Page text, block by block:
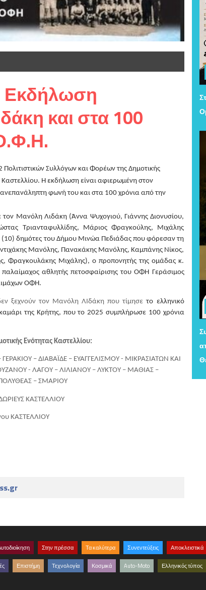
Εκδήλωση
και στα 100
Συλλόγων και Φορέων της Δημοτικής
Η εκδήλωση είναι αφιερωμένη στον
φωνή του και στα 100 χρόνια από την
Μανόλη Λιδάκη (Άννα Ψυχογιού, Γιάννης Διονυσίου,
Τριανταφυλλίδης, Μάριος Φραγκούλης, Μιχάλης
δημότες του Δήμου Μινώα Πεδιάδας που φόρεσαν τη
Μανόλης, Πανακάκης Μανόλης, Καμπάνης Νίκος,
Φραγκουλάκης Μιχάλης), ο προπονητής της ομάδας κ.
αθλητής πετοσφαίρισης του ΟΦΗ Γεράσιμος
ΟΦΗ.
δεν ξεχνούν τον Μανόλη ΛΙδάκη που τίμησε το ελληνικό
της Κρήτης, που το 2025 συμπλήρωσε 100 χρόνια
Ενότητας Καστελλίου:
– ΔΙΑΒΑΪΔΕ – ΕΥΑΓΓΕΛΙΣΜΟΥ - ΜΙΚΡΑΣΙΑΤΩΝ ΚΑΙ
- ΛΑΓΟΥ – ΛΙΛΙΑΝΟΥ – ΛΥΚΤΟΥ – ΜΑΘΙΑΣ –
– ΣΜΑΡΙΟΥ
ΚΑΣΤΕΛΛΙΟΥ
ΚΑΣΤΕΛΛΙΟΥ
Στην πρέσσα Τα καλύτερα Συνεντεύξεις Αποκλειστικά
Επιστήμη Τεχνολογία Κοσμικά Auto-Moto Ελληνικός τύπος